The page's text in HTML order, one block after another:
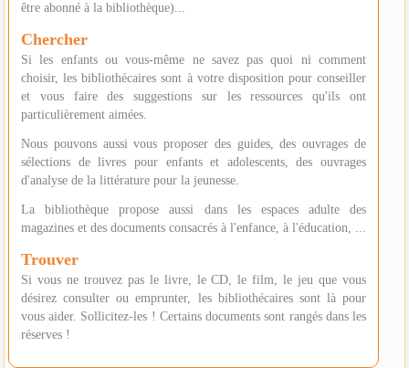
être abonné à la bibliothèque)...
Chercher
Si les enfants ou vous-même ne savez pas quoi ni comment
choisir, les bibliothécaires sont à votre disposition pour conseiller
et vous faire des suggestions sur les ressources qu'ils ont
particulièrement aimées.
Nous pouvons aussi vous proposer des guides, des ouvrages de
sélections de livres pour enfants et adolescents, des ouvrages
d'analyse de la littérature pour la jeunesse.
La bibliothèque propose aussi dans les espaces adulte des
magazines et des documents consacrés à l'enfance, à l'éducation, ...
Trouver
Si vous ne trouvez pas le livre, le CD, le film, le jeu que vous
désirez consulter ou emprunter, les bibliothécaires sont là pour
vous aider. Sollicitez-les ! Certains documents sont rangés dans les
réserves !